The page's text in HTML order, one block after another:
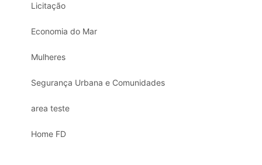
Licitação
Economia do Mar
Mulheres
Segurança Urbana e Comunidades
area teste
Home FD